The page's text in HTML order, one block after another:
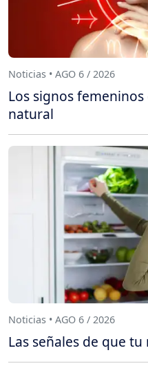
Noticias • AGO 6 / 2026
Los signos
natural
Noticias • AGO 6 / 2026
Las señales de que